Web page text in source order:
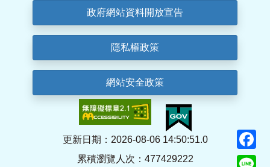
政府網站資料開放宣告
隱私權政策
網站安全政策
更新日期：2026-08-06 14:50:51.0
累積瀏覽人次：477429222